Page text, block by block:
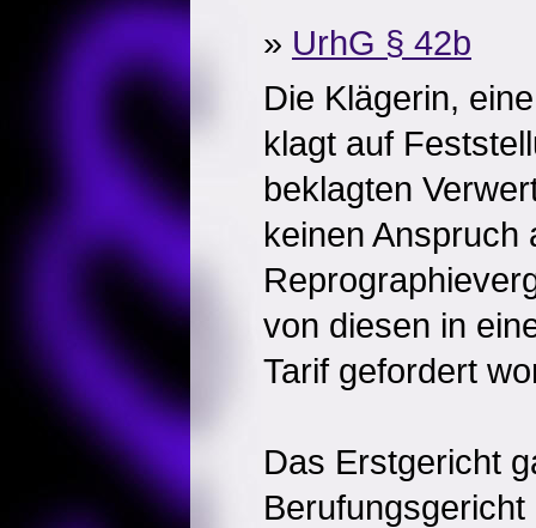
» UrhG § 42b
Die Klägerin,
klagt auf
beklagten
keinen Anspruch
von diesen in
Tarif gefordert
Das Erstgericht